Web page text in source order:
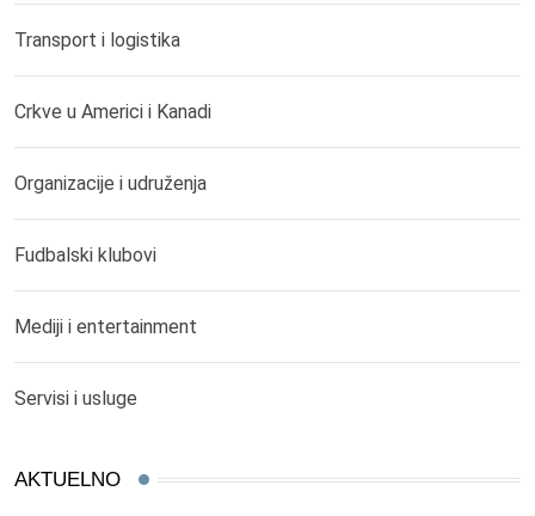
Transport i logistika
Crkve u Americi i Kanadi
Organizacije i udruženja
Fudbalski klubovi
Mediji i entertainment
Servisi i usluge
AKTUELNO